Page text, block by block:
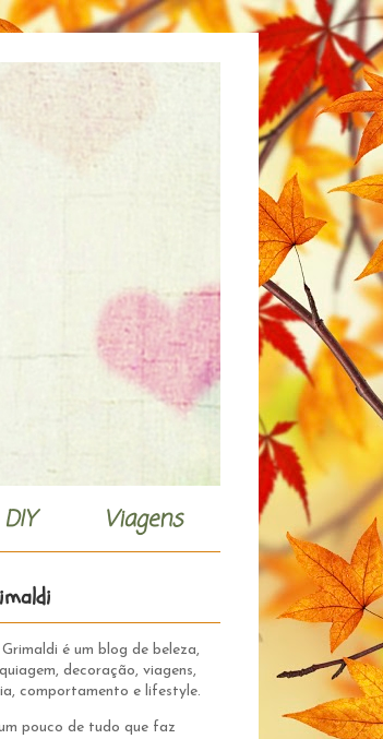
DIY Viagens
é um blog de beleza,
decoração, viagens,
comportamento e lifestyle.
pouco de tudo que faz